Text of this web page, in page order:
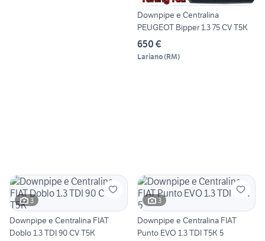
Downpipe e Centralina
PEUGEOT Bipper 1.3 75 CV T5K
650 €
Lariano(RM)
3
Downpipe e Centralina FIAT
Doblo 1.3 TDI 90 CV T5K
3
Downpipe e Centralina FIAT
Punto EVO 1.3 TDI T5K 5